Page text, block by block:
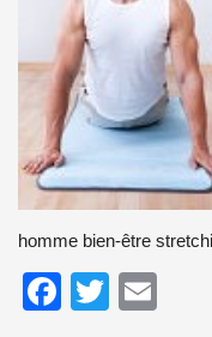
homme bien-être
Facebook
Twitter